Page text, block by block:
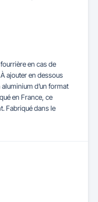
en cas de
ajouter en dessous
aluminium d’un format
en France, ce
Fabriqué dans le